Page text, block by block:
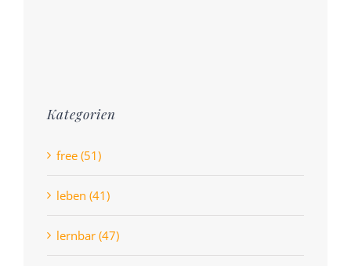
Kategorien
free (51)
leben (41)
lernbar (47)